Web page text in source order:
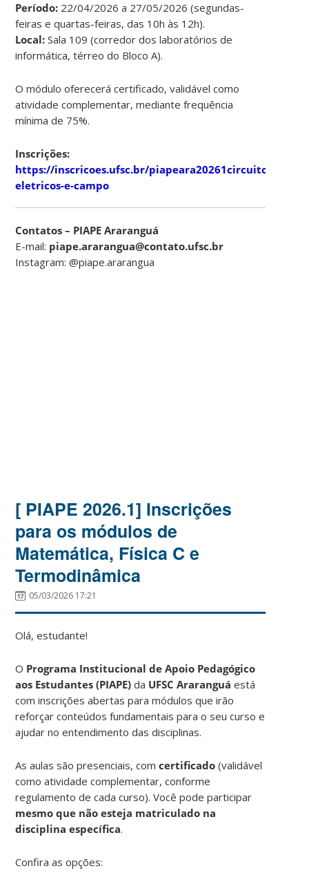
Período: 22/04/2026 a 27/05/2026 (segundas-
feiras e quartas-feiras, das 10h às 12h).
Local: Sala 109 (corredor dos laboratórios de
informática, térreo do Bloco A).
O módulo oferecerá certificado, validável como
atividade complementar, mediante frequência
mínima de 75%.
Inscrições:
https://inscricoes.ufsc.br/piapeara20261circuitos-
eletricos-e-campo
Contatos – PIAPE Araranguá
E-mail: piape.ararangua@contato.ufsc.br
Instagram: @piape.ararangua
[ PIAPE 2026.1] Inscrições
para os módulos de
Matemática, Física C e
Termodinâmica
05/03/2026 17:21
Olá, estudante!
O Programa Institucional de Apoio Pedagógico
aos Estudantes (PIAPE) da UFSC Araranguá está
com inscrições abertas para módulos que irão
reforçar conteúdos fundamentais para o seu curso e
ajudar no entendimento das disciplinas.
As aulas são presenciais, comcertificado (validável
como atividade complementar, conforme
regulamento de cada curso). Você pode participar
mesmo que não esteja matriculado na
disciplina específica.
Confira as opções: